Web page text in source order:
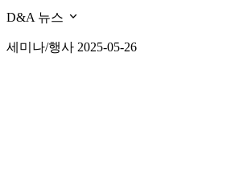
D&A 뉴스
세미나/행사 2025-05-26